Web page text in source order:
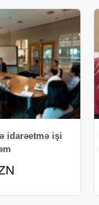
idarəetmə işi